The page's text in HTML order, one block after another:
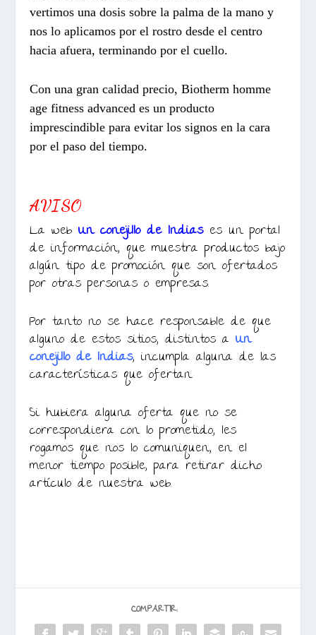
vertimos una dosis sobre la palma de la mano y
nos lo aplicamos por el rostro desde el centro
hacia afuera, terminando por el cuello.
Con una gran calidad precio, Biotherm homme
age fitness advanced es un producto
imprescindible para evitar los signos en la cara
por el paso del tiempo.
AVISO
La webUn conejillo de Indias es un portal
de información, que muestra productos bajo
algún tipo de promoción que son ofertados
por otras personas o empresas.
Por tanto no se hace responsable de que
alguno de estos sitios, distintos aUn
conejillo de Indias, incumpla alguna de las
características que ofertan.
Si hubiera alguna oferta que no se
correspondiera con lo prometido, les
rogamos que nos lo comuniquen, en el
menor tiempo posible, para retirar dicho
artículo de nuestra web.
COMPARTIR: